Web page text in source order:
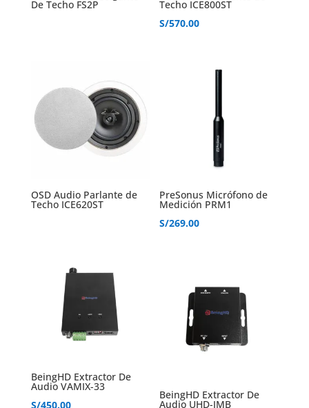
De Techo FS2P
Techo ICE800ST
S/570.00
OSD Audio Parlante de
Techo ICE620ST
PreSonus Micrófono de
Medición PRM1
S/269.00
BeingHD Extractor De
Audio VAMIX-33
S/450.00
BeingHD Extractor De
Audio UHD-JMB